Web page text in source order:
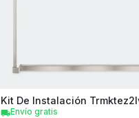
local_shippingEnvío gratis